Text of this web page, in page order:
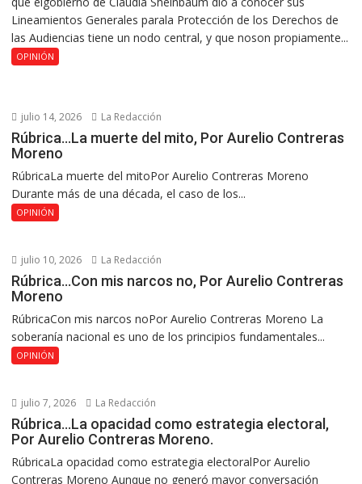
Lineamientos Generales parala Protección de los Derechos de
las Audiencias tiene un nodo central, y que noson propiamente...
OPINIÓN
julio 14, 2026 La Redacción
Rúbrica…La muerte del mito, Por Aurelio Contreras
Moreno
RúbricaLa muerte del mitoPor Aurelio Contreras Moreno
Durante más de una década, el caso de los...
OPINIÓN
julio 10, 2026 La Redacción
Rúbrica…Con mis narcos no, Por Aurelio Contreras
Moreno
RúbricaCon mis narcos noPor Aurelio Contreras Moreno La
soberanía nacional es uno de los principios fundamentales...
OPINIÓN
julio 7, 2026 La Redacción
Rúbrica…La opacidad como estrategia electoral,
Por Aurelio Contreras Moreno.
RúbricaLa opacidad como estrategia electoralPor Aurelio
Contreras Moreno Aunque no generó mayor conversación